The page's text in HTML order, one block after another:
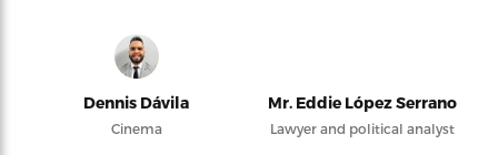
Dennis Dávila
Cinema
Mr. Eddie López Serrano
Lawyer and political analyst